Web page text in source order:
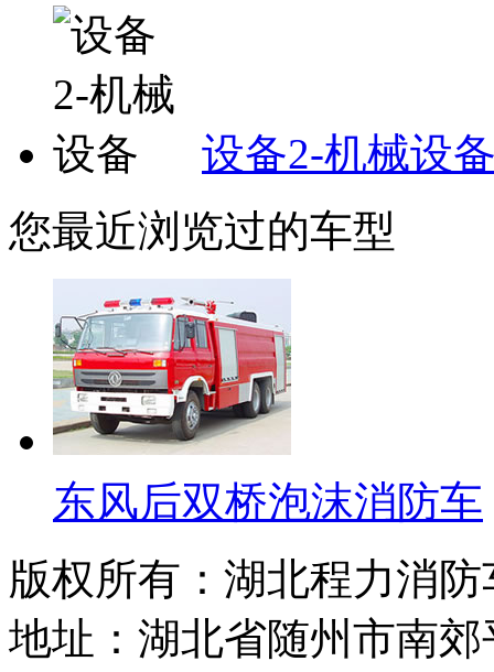
设备2-机械设
您最近浏览过的车型
东风后双桥泡沫消防车
版权所有：湖北程力消
地址：湖北省随州市南